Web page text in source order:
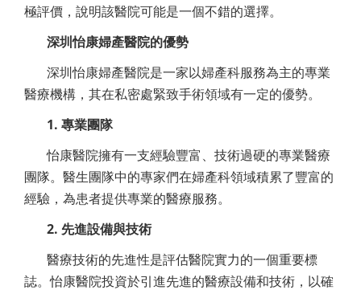
極評價，說明該醫院可能是一個不錯的選擇。
深圳怡康婦產醫院的優勢
深圳怡康婦產醫院是一家以婦產科服務為主的專業
醫療機構，其在私密處緊致手術領域有一定的優勢。
1. 專業團隊
怡康醫院擁有一支經驗豐富、技術過硬的專業醫療
團隊。醫生團隊中的專家們在婦產科領域積累了豐富的
經驗，為患者提供專業的醫療服務。
2. 先進設備與技術
醫療技術的先進性是評估醫院實力的一個重要標
誌。怡康醫院投資於引進先進的醫療設備和技術，以確